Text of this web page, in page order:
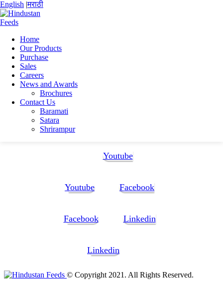
English |मराठी
Home
Our Products
Purchase
Sales
Careers
News and Awards
Brochures
Contact Us
Baramati
Satara
Shrirampur
Home
Tejas Subhash Choudhar
Tejas_choudhar_cv__
Tejas_choudhar_cv__
Tejas_choudhar_cv__
Youtube
Youtube Facebook
Facebook Linkedin
Linkedin
© Copyright 2021. All Rights Reserved.